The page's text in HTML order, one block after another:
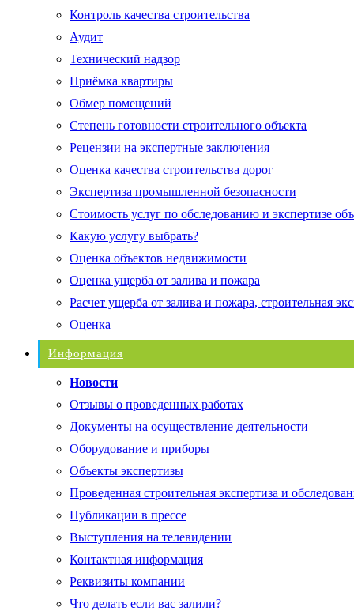
Контроль качества строительства
Аудит
Технический надзор
Приёмка квартиры
Обмер помещений
Степень готовности строительного объекта
Рецензии на экспертные заключения
Оценка качества строительства дорог
Экспертиза промышленной безопасности
Стоимость услуг по обследованию и экспертизе
Какую услугу выбрать?
Оценка объектов недвижимости
Оценка ущерба от залива и пожара
Расчет ущерба от залива и пожара, строительная
Оценка
Информация
Новости
Отзывы о проведенных работах
Документы на осуществление деятельности
Оборудование и приборы
Объекты экспертизы
Проведенная строительная экспертиза и
Публикации в прессе
Выступления на телевидении
Контактная информация
Реквизиты компании
Что делать если вас залили?